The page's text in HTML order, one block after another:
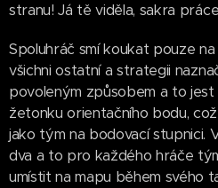
stranu! Já tě viděla, sakra
Spoluhráč smí koukat pouze
všichni ostatní a strategii
povoleným způsobem a to
žetonku orientačního bodu,
jako tým na bodovací stupnici.
dva a to pro každého hráče
umístit na mapu během svého